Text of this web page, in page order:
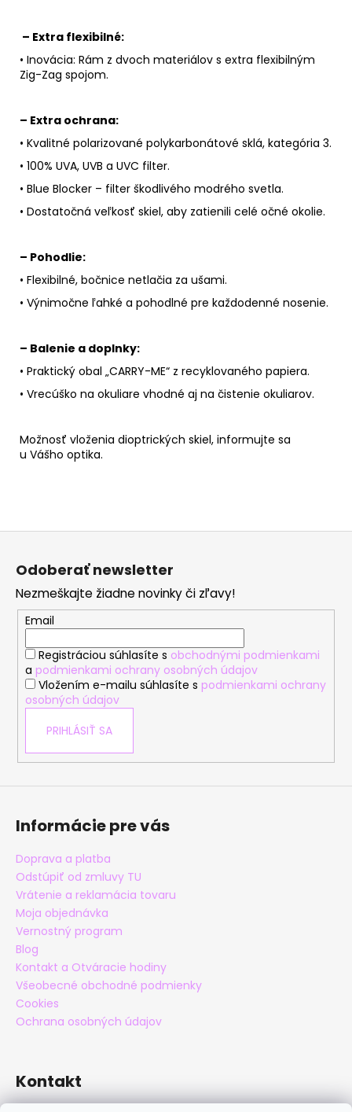
– Extra flexibilné:
• Inovácia: Rám z dvoch materiálov s extra flexibilným
Zig-Zag spojom.
– Extra ochrana:
• Kvalitné polarizované polykarbonátové sklá, kategória 3.
• 100% UVA, UVB a UVC filter.
• Blue Blocker – filter škodlivého modrého svetla.
• Dostatočná veľkosť skiel, aby zatienili celé očné okolie.
– Pohodlie:
• Flexibilné, bočnice netlačia za ušami.
• Výnimočne ľahké a pohodlné pre každodenné nosenie.
– Balenie a doplnky:
• Praktický obal „CARRY-ME“ z recyklovaného papiera.
• Vrecúško na okuliare vhodné aj na čistenie okuliarov.
Možnosť vloženia dioptrických skiel, informujte sa
u Vášho optika.
Z
Odoberať newsletter
Nezmeškajte žiadne novinky či zľavy!
Email
Registráciou súhlasíte s obchodnými podmienkami
a podmienkami ochrany osobných údajov
Vložením e-mailu súhlasíte s podmienkami ochrany
osobných údajov
PRIHLÁSIŤ SA
Informácie pre vás
Doprava a platba
Odstúpiť od zmluvy TU
Vrátenie a reklamácia tovaru
Moja objednávka
Vernostný program
Blog
Kontakt a Otváracie hodiny
Všeobecné obchodné podmienky
Cookies
Ochrana osobných údajov
Kontakt